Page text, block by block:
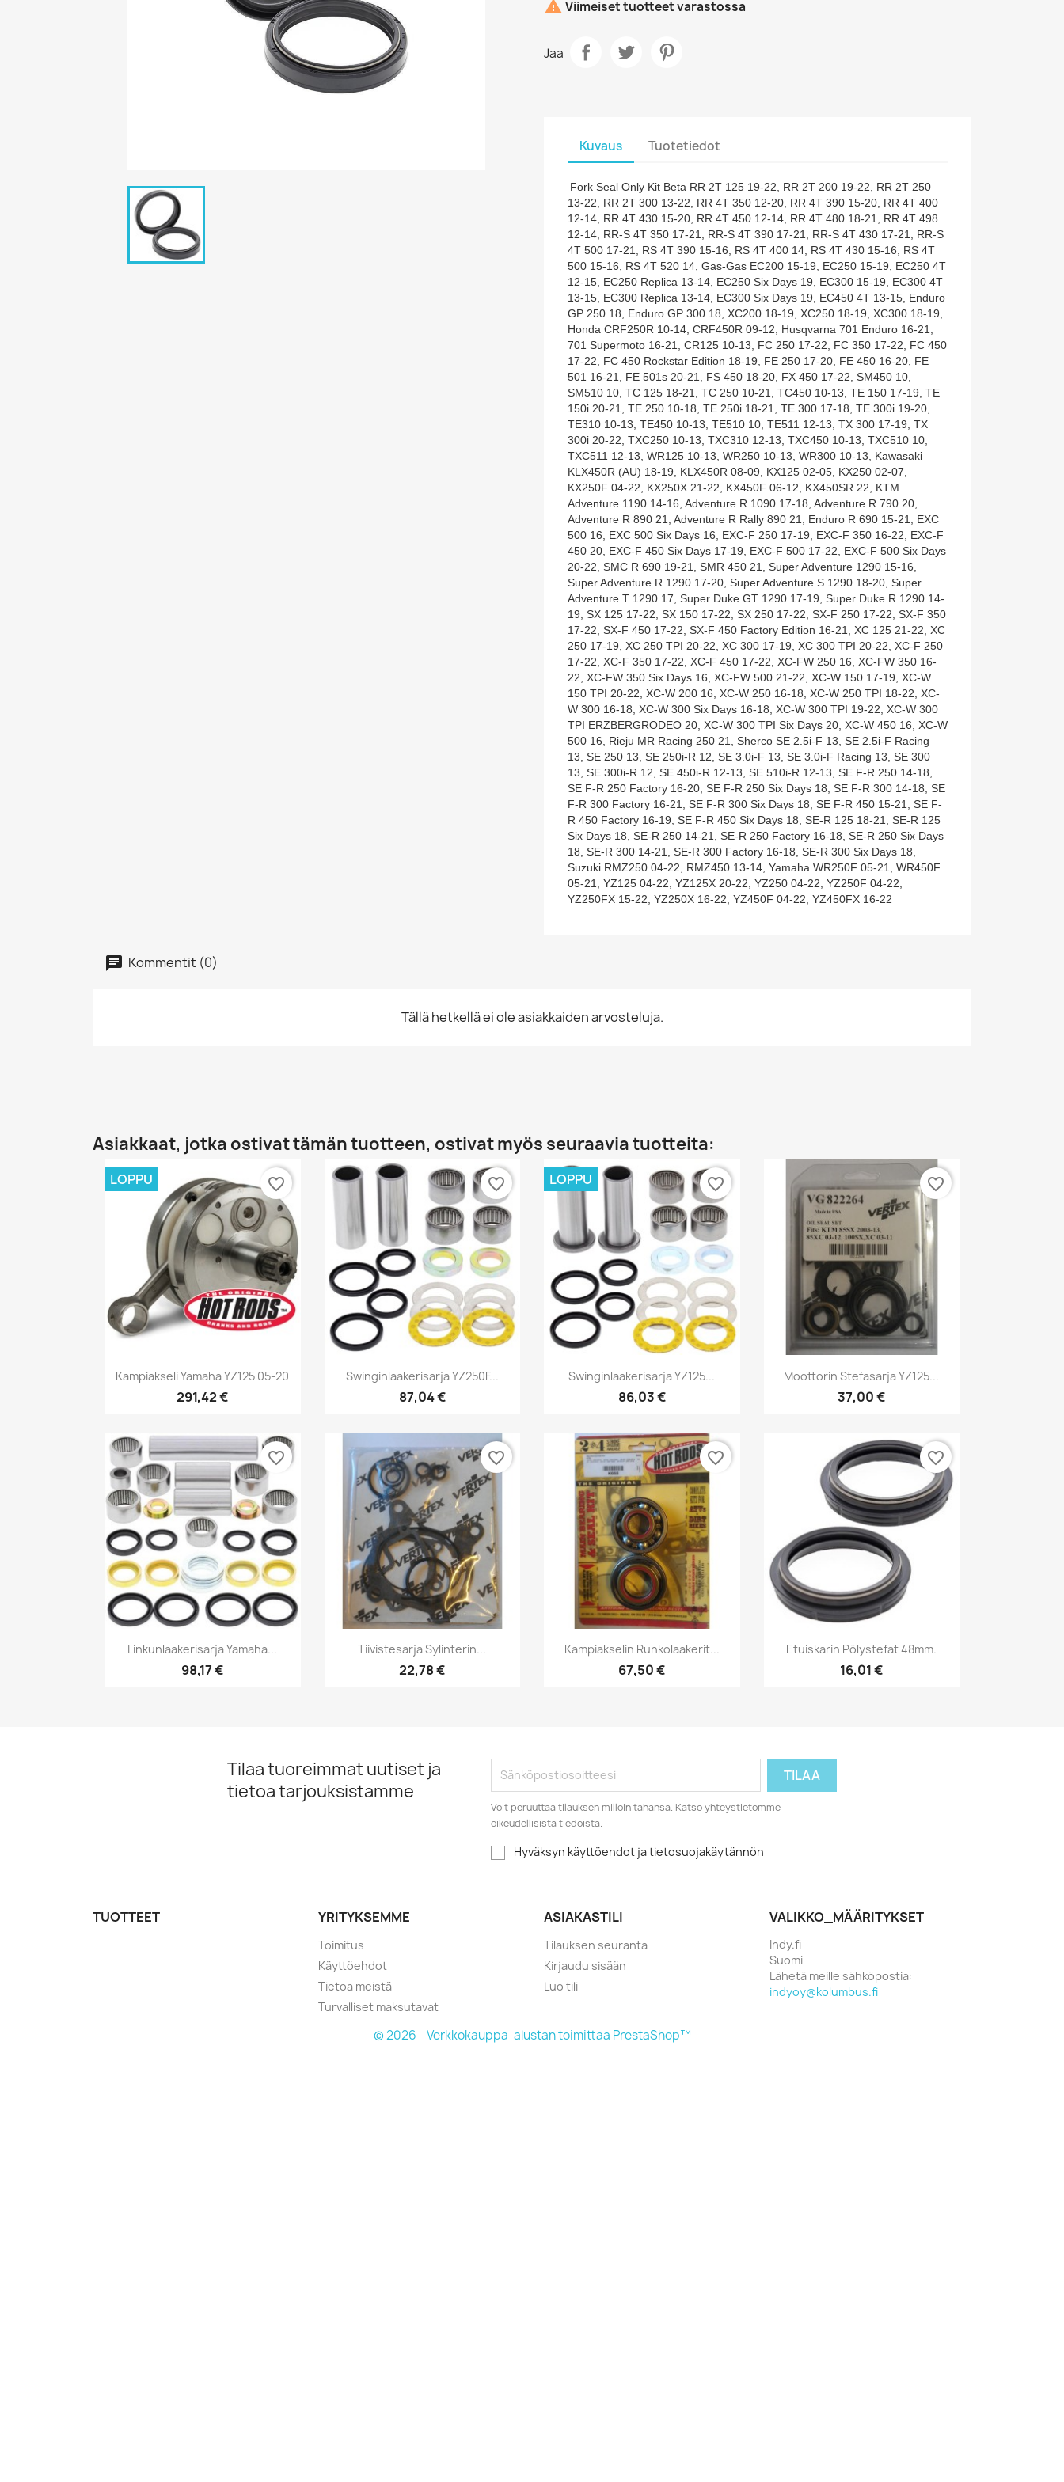
 Viimeiset tuotteet varastossa
Jaa
Kuvaus Tuotetiedot
Fork Seal Only Kit Beta RR 2T 125 19-22, RR 2T 200 19-22, RR 2T 250
13-22, RR 2T 300 13-22, RR 4T 350 12-20, RR 4T 390 15-20, RR 4T 400
12-14, RR 4T 430 15-20, RR 4T 450 12-14, RR 4T 480 18-21, RR 4T 498
12-14, RR-S 4T 350 17-21, RR-S 4T 390 17-21, RR-S 4T 430 17-21, RR-S
4T 500 17-21, RS 4T 390 15-16, RS 4T 400 14, RS 4T 430 15-16, RS 4T
500 15-16, RS 4T 520 14, Gas-Gas EC200 15-19, EC250 15-19, EC250 4T
12-15, EC250 Replica 13-14, EC250 Six Days 19, EC300 15-19, EC300 4T
13-15, EC300 Replica 13-14, EC300 Six Days 19, EC450 4T 13-15, Enduro
GP 250 18, Enduro GP 300 18, XC200 18-19, XC250 18-19, XC300 18-19,
Honda CRF250R 10-14, CRF450R 09-12, Husqvarna 701 Enduro 16-21,
701 Supermoto 16-21, CR125 10-13, FC 250 17-22, FC 350 17-22, FC 450
17-22, FC 450 Rockstar Edition 18-19, FE 250 17-20, FE 450 16-20, FE
501 16-21, FE 501s 20-21, FS 450 18-20, FX 450 17-22, SM450 10,
SM510 10, TC 125 18-21, TC 250 10-21, TC450 10-13, TE 150 17-19, TE
150i 20-21, TE 250 10-18, TE 250i 18-21, TE 300 17-18, TE 300i 19-20,
TE310 10-13, TE450 10-13, TE510 10, TE511 12-13, TX 300 17-19, TX
300i 20-22, TXC250 10-13, TXC310 12-13, TXC450 10-13, TXC510 10,
TXC511 12-13, WR125 10-13, WR250 10-13, WR300 10-13, Kawasaki
KLX450R (AU) 18-19, KLX450R 08-09, KX125 02-05, KX250 02-07,
KX250F 04-22, KX250X 21-22, KX450F 06-12, KX450SR 22, KTM
Adventure 1190 14-16, Adventure R 1090 17-18, Adventure R 790 20,
Adventure R 890 21, Adventure R Rally 890 21, Enduro R 690 15-21, EXC
500 16, EXC 500 Six Days 16, EXC-F 250 17-19, EXC-F 350 16-22, EXC-F
450 20, EXC-F 450 Six Days 17-19, EXC-F 500 17-22, EXC-F 500 Six Days
20-22, SMC R 690 19-21, SMR 450 21, Super Adventure 1290 15-16,
Super Adventure R 1290 17-20, Super Adventure S 1290 18-20, Super
Adventure T 1290 17, Super Duke GT 1290 17-19, Super Duke R 1290 14-
19, SX 125 17-22, SX 150 17-22, SX 250 17-22, SX-F 250 17-22, SX-F 350
17-22, SX-F 450 17-22, SX-F 450 Factory Edition 16-21, XC 125 21-22, XC
250 17-19, XC 250 TPI 20-22, XC 300 17-19, XC 300 TPI 20-22, XC-F 250
17-22, XC-F 350 17-22, XC-F 450 17-22, XC-FW 250 16, XC-FW 350 16-
22, XC-FW 350 Six Days 16, XC-FW 500 21-22, XC-W 150 17-19, XC-W
150 TPI 20-22, XC-W 200 16, XC-W 250 16-18, XC-W 250 TPI 18-22, XC-
W 300 16-18, XC-W 300 Six Days 16-18, XC-W 300 TPI 19-22, XC-W 300
TPI ERZBERGRODEO 20, XC-W 300 TPI Six Days 20, XC-W 450 16, XC-W
500 16, Rieju MR Racing 250 21, Sherco SE 2.5i-F 13, SE 2.5i-F Racing
13, SE 250 13, SE 250i-R 12, SE 3.0i-F 13, SE 3.0i-F Racing 13, SE 300
13, SE 300i-R 12, SE 450i-R 12-13, SE 510i-R 12-13, SE F-R 250 14-18,
SE F-R 250 Factory 16-20, SE F-R 250 Six Days 18, SE F-R 300 14-18, SE
F-R 300 Factory 16-21, SE F-R 300 Six Days 18, SE F-R 450 15-21, SE F-
R 450 Factory 16-19, SE F-R 450 Six Days 18, SE-R 125 18-21, SE-R 125
Six Days 18, SE-R 250 14-21, SE-R 250 Factory 16-18, SE-R 250 Six Days
18, SE-R 300 14-21, SE-R 300 Factory 16-18, SE-R 300 Six Days 18,
Suzuki RMZ250 04-22, RMZ450 13-14, Yamaha WR250F 05-21, WR450F
05-21, YZ125 04-22, YZ125X 20-22, YZ250 04-22, YZ250F 04-22,
YZ250FX 15-22, YZ250X 16-22, YZ450F 04-22, YZ450FX 16-22
Kommentit (0)
Tällä hetkellä ei ole asiakkaiden arvosteluja.
Asiakkaat, jotka ostivat tämän tuotteen, ostivat myös seuraavia tuotteita:
Pikakatselu
Kampiakseli Yamaha YZ125 05-20
291,42 €
LOPPU favorite_border
Pikakatselu
Swinginlaakerisarja YZ250F...
87,04 €
favorite_border
Pikakatselu
Swinginlaakerisarja YZ125...
86,03 €
LOPPU favorite_border
Pikakatselu
Moottorin Stefasarja YZ125...
37,00 €
favorite_border
Pikakatselu
Linkunlaakerisarja Yamaha...
98,17 €
favorite_border
Pikakatselu
Tiivistesarja Sylinterin...
22,78 €
favorite_border
Pikakatselu
Kampiakselin Runkolaakerit...
67,50 €
favorite_border
Pikakatselu
Etuiskarin Pölystefat 48mm.
16,01 €
favorite_border
Tilaa tuoreimmat uutiset ja
tietoa tarjouksistamme
Voit peruuttaa tilauksen milloin tahansa. Katso yhteystietomme
oikeudellisista tiedoista.
Hyväksyn käyttöehdot ja tietosuojakäytännön
TUOTTEET YRITYKSEMME
Toimitus
Käyttöehdot
Tietoa meistä
Turvalliset maksutavat
ASIAKASTILI
Tilauksen seuranta
Kirjaudu sisään
Luo tili
VALIKKO_MÄÄRITYKSET
Indy.fi
Suomi
Lähetä meille sähköpostia:
indyoy@kolumbus.fi
© 2026 - Verkkokauppa-alustan toimittaa PrestaShop™